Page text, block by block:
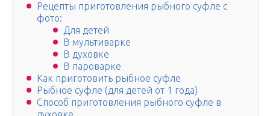
Рецепты приготовления рыбного суфле с
фото:
Для детей
В мультиварке
В духовке
В пароварке
Как приготовить рыбное суфле
Рыбное суфле (для детей от 1 года)
Способ приготовления рыбного суфле в